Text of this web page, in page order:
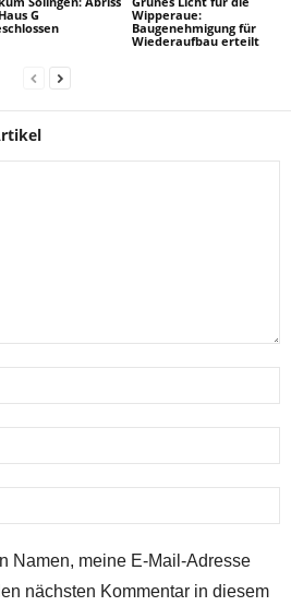
G
Wipperaue:
Baugenehmigung für
Wiederaufbau erteilt
Namen, meine E-Mail-Adresse
nächsten Kommentar in diesem